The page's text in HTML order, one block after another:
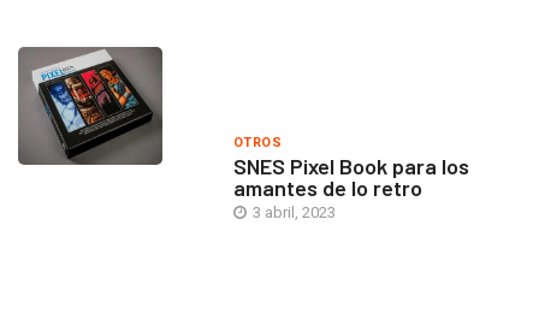
OTROS
SNES Pixel Book para los
amantes de lo retro
3 abril, 2023